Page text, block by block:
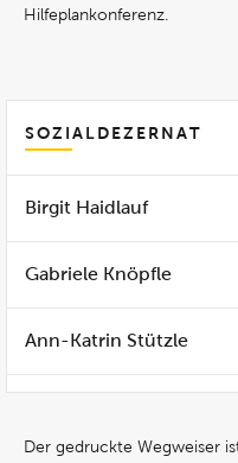
Hilfeplankonferenz.
SOZIALDEZERNAT
Birgit Haidlauf
Gabriele Knöpfle
Ann-Katrin Stützle
Der gedruckte Wegweiser